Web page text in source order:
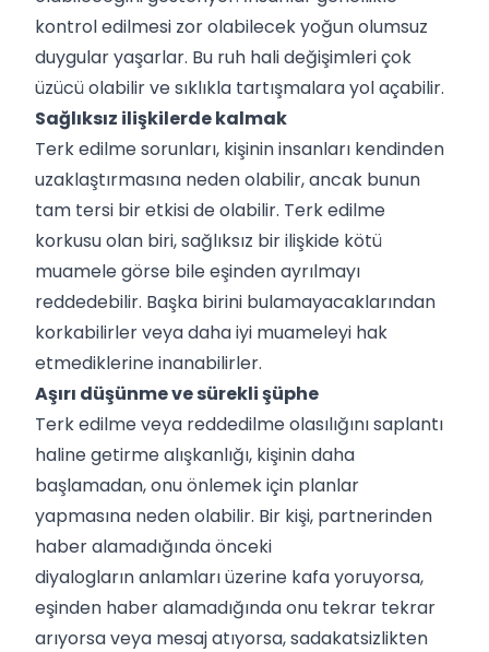
kontrol edilmesi zor olabilecek yoğun olumsuz
duygular yaşarlar. Bu ruh hali değişimleri çok
üzücü olabilir ve sıklıkla tartışmalara yol açabilir.
Sağlıksız ilişkilerde kalmak
Terk edilme sorunları, kişinin insanları kendinden
uzaklaştırmasına neden olabilir, ancak bunun
tam tersi bir etkisi de olabilir. Terk edilme
korkusu olan biri, sağlıksız bir ilişkide kötü
muamele görse bile eşinden ayrılmayı
reddedebilir. Başka birini bulamayacaklarından
korkabilirler veya daha iyi muameleyi hak
etmediklerine inanabilirler.
Aşırı düşünme ve sürekli şüphe
Terk edilme veya reddedilme olasılığını saplantı
haline getirme alışkanlığı, kişinin daha
başlamadan, onu önlemek için planlar
yapmasına neden olabilir. Bir kişi, partnerinden
haber alamadığında önceki
diyalogların anlamları üzerine kafa yoruyorsa,
eşinden haber alamadığında onu tekrar tekrar
arıyorsa veya mesaj atıyorsa, sadakatsizlikten